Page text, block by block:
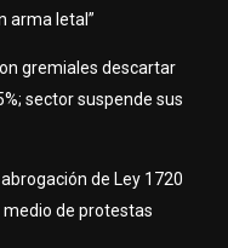
arma letal”
gremiales descartar
sector suspende sus
de Ley 1720
de protestas